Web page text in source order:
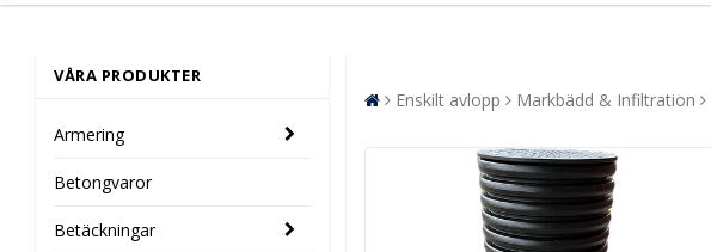
VÅRA PRODUKTER
Armering
Betongvaror
Betäckningar
Enskilt avlopp Markbädd & Infiltration